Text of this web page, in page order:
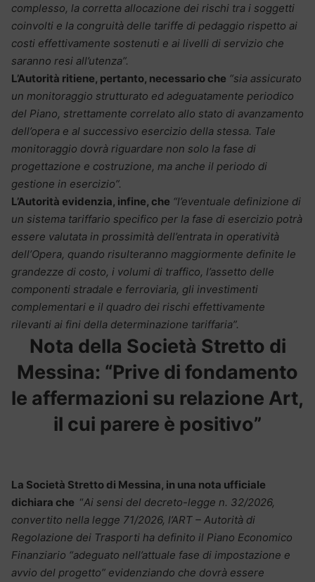
complesso, la corretta allocazione dei rischi tra i soggetti
coinvolti e la congruità delle tariffe di pedaggio rispetto ai
costi effettivamente sostenuti e ai livelli di servizio che
saranno resi all’utenza”.
L’Autorità ritiene, pertanto, necessario che “sia assicurato
un monitoraggio strutturato ed adeguatamente periodico
del Piano, strettamente correlato allo stato di avanzamento
dell’opera e al successivo esercizio della stessa. Tale
monitoraggio dovrà riguardare non solo la fase di
progettazione e costruzione, ma anche il periodo di
gestione in esercizio”.
L’Autorità evidenzia, infine, che “l’eventuale definizione di
un sistema tariffario specifico per la fase di esercizio potrà
essere valutata in prossimità dell’entrata in operatività
dell’Opera, quando risulteranno maggiormente definite le
grandezze di costo, i volumi di traffico, l’assetto delle
componenti stradale e ferroviaria, gli investimenti
complementari e il quadro dei rischi effettivamente
rilevanti ai fini della determinazione tariffaria”.
Nota della Società Stretto di
Messina: “Prive di fondamento
le affermazioni su relazione Art,
il cui parere è positivo”
La Società Stretto di Messina, in una nota ufficiale
dichiara che “Ai sensi del decreto-legge n. 32/2026,
convertito nella legge 71/2026, l’ART – Autorità di
Regolazione dei Trasporti ha definito il Piano Economico
Finanziario “adeguato nell’attuale fase di impostazione e
avvio del progetto” evidenziando che dovrà essere